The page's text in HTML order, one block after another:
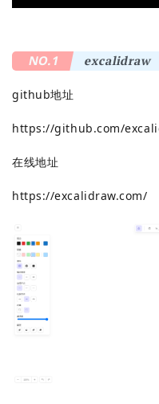
NO.1 excalidraw
github地址
https://github.com/
在线地址
https://excalidraw.com/